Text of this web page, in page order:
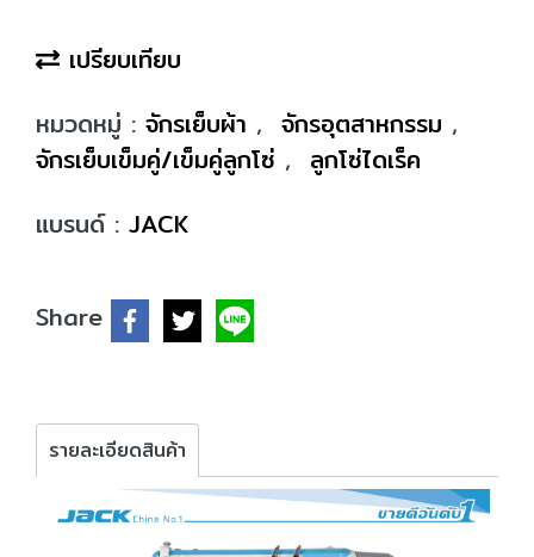
เปรียบเทียบ
หมวดหมู่ : จักรเย็บผ้า , จักรอุตสาหกรรม ,
จักรเย็บเข็มคู่/เข็มคู่ลูกโซ่ , ลูกโซ่ไดเร็ค
แบรนด์ : JACK
Share
รายละเอียดสินค้า